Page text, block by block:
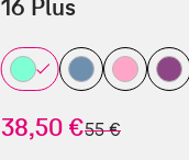
16 Plus
38,50 €statt
55 €